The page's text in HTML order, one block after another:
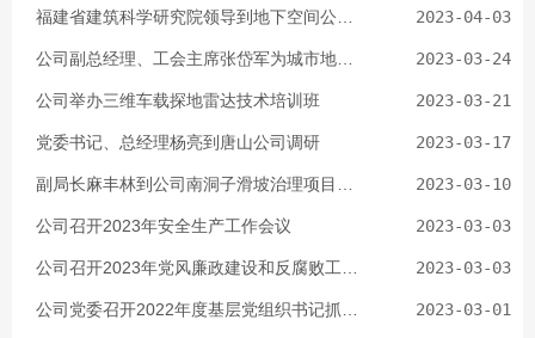
福建省建筑科学研究院领导到地下空间公司考察交流 2023-04-03
公司副总经理、工会主席张岱军为城市地质公司党支部宣讲党的二十大精神 2023-03-24
公司举办三维车载探地雷达技术培训班 2023-03-21
党委书记、总经理杨亮到唐山公司调研 2023-03-17
副局长麻丰林到公司南洞子滑坡治理项目进行调研 2023-03-10
公司召开2023年安全生产工作会议 2023-03-03
公司召开2023年党风廉政建设和反腐败工作会议暨警示教育大会 2023-03-03
公司党委召开2022年度基层党组织书记抓党建述职评议考核会 2023-03-01